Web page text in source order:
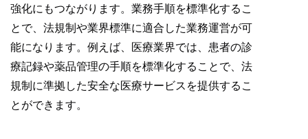
強化にもつながります。業務手順を標準化するこ
とで、法規制や業界標準に適合した業務運営が可
能になります。例えば、医療業界では、患者の診
療記録や薬品管理の手順を標準化することで、法
規制に準拠した安全な医療サービスを提供するこ
とができます。